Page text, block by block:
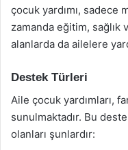
çocuk yardımı, sadece
zamanda eğitim,
alanlarda da ailelere
Destek Türleri
Aile çocuk yardımları,
sunulmaktadır. Bu
olanları şunlardır: